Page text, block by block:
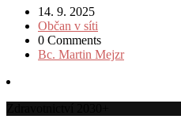
14. 9. 2025
Občan v síti
0 Comments
Bc. Martin Mejzr